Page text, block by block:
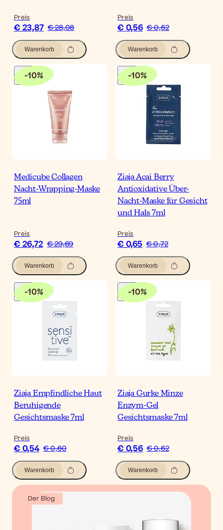
Preis
€ 23,87 € 28,08
Warenkorb
Preis
€ 0,56 € 0,62
Warenkorb
-10%
Medicube Collagen
Nacht-Wrapping-Maske
75ml
Preis
€ 26,72 € 29,69
Warenkorb
-10%
Ziaja Acai Berry
Antioxidative Über-
Nacht-Maske für Gesicht
und Hals 7ml
Preis
€ 0,65 € 0,72
Warenkorb
-10%
Ziaja Empfindliche Haut
Beruhigende
Gesichtsmaske 7ml
Preis
€ 0,54 € 0,60
Warenkorb
-10%
Ziaja Gurke Minze
Enzym-Gel
Gesichtsmaske 7ml
Preis
€ 0,56 € 0,62
Warenkorb
Der Blog